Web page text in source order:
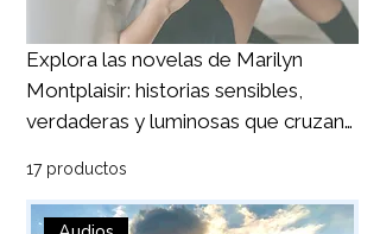
Explora las novelas de Marilyn
Montplaisir: historias sensibles,
verdaderas y luminosas que cruzan
17 productos